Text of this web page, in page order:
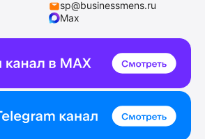
sp@businessmens.ru
Max